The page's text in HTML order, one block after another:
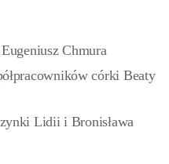
Chmura
córki Beaty
Lidii i Bronisława